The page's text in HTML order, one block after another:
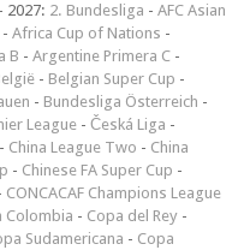
2027: 2. Bundesliga - AFC Asian
- Africa Cup of Nations -
B - Argentine Primera C -
- Belgian Super Cup -
- Bundesliga Österreich -
League - Česká Liga -
- China League Two - China
- Chinese FA Super Cup -
CONCACAF Champions League
Colombia - Copa del Rey -
Sudamericana - Copa